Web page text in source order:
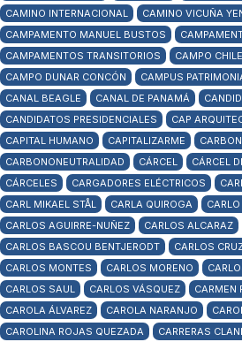
CAMINO INTERNACIONAL
CAMINO VICUÑA
CAMPAMENTO MANUEL BUSTOS
CAMPAMENTOS TRANSITORIOS
CAMPO
CAMPO DUNAR CONCÓN
CAMPUS
CANAL BEAGLE
CANAL DE PANAMÁ
CANDIDATOS PRESIDENCIALES
CAP
CAPITAL HUMANO
CAPITALIZARME
CARBONONEUTRALIDAD
CÁRCEL
CÁRCEL
CÁRCELES
CARGADORES ELÉCTRICOS
CARL MIKAEL STÅL
CARLA QUIROGA
CARLOS AGUIRRE-NUÑEZ
CARLOS ALCARAZ
CARLOS BASCOU BENTJERODT
CARLOS
CARLOS MONTES
CARLOS MORENO
CARLOS SAUL
CARLOS VÁSQUEZ
CARMEN
CAROLA ÁLVAREZ
CAROLA NARANJO
CAROLINA ROJAS QUEZADA
CARRERAS